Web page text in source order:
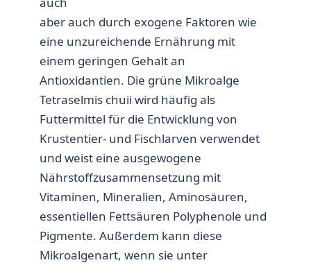
aber auch durch exogene Faktoren wie
eine unzureichende Ernährung mit
einem geringen Gehalt an
Antioxidantien. Die grüne Mikroalge
Tetraselmis chuii wird häufig als
Futtermittel für die Entwicklung von
Krustentier- und Fischlarven verwendet
und weist eine ausgewogene
Nährstoffzusammensetzung mit
Vitaminen, Mineralien, Aminosäuren,
essentiellen Fettsäuren Polyphenole und
Pigmente. Außerdem kann diese
Mikroalgenart, wenn sie unter